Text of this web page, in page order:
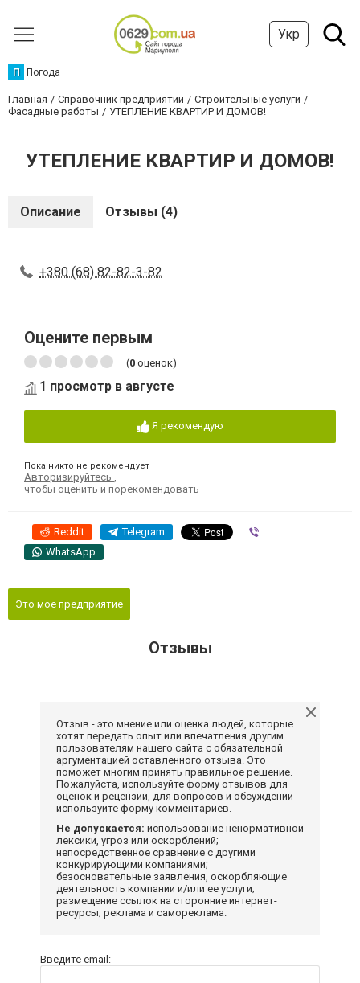
Укр
П Погода
Главная Справочник предприятий
Строительные услуги
Фасадные работы
УТЕПЛЕНИЕ КВАРТИР И ДОМОВ!
УТЕПЛЕНИЕ КВАРТИР И ДОМОВ!
Описание Отзывы (4)
+380 (68) 82-82-3-82
Оцените первым
(0 оценок)
1 просмотр в августе
Я рекомендую
Пока никто не рекомендует
Авторизируйтесь
чтобы оценить и порекомендовать
Reddit Telegram
WhatsApp
Это мое предприятие
Отзывы
Отзыв - это мнение или оценка людей, которые
хотят передать опыт или впечатления другим
пользователям нашего сайта с обязательной
аргументацией оставленного отзыва. Это
поможет многим принять правильное решение.
Пожалуйста, используйте форму отзывов для
оценок и рецензий, для вопросов и обсуждений -
используйте форму комментариев.
Не допускается: использование ненормативной
лексики, угроз или оскорблений;
непосредственное сравнение с другими
конкурирующими компаниями;
безосновательные заявления, оскорбляющие
деятельность компании и/или ее услуги;
размещение ссылок на сторонние интернет-
ресурсы; реклама и самореклама.
Введите email: